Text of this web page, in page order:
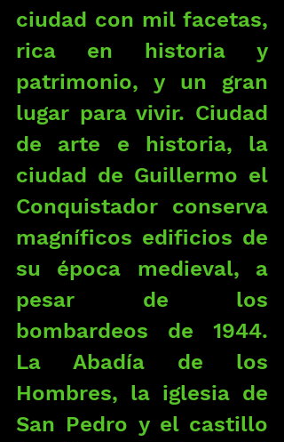
ciudad con mil facetas,
rica en historia y
patrimonio, y un gran
lugar para vivir. Ciudad
de arte e historia, la
ciudad de Guillermo el
Conquistador conserva
magníficos edificios de
su época medieval, a
pesar de los
bombardeos de 1944.
La Abadía de los
Hombres, la iglesia de
San Pedro y el castillo